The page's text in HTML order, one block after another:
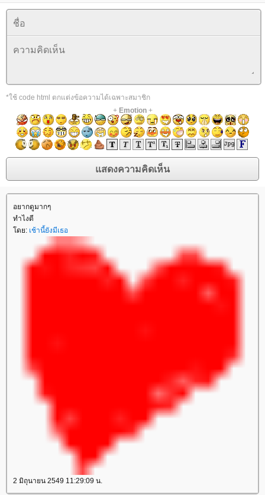
*ใช้ code html ตกแต่งข้อความได้เฉพาะสมาชิก
+ Emotion+
อยากดูมากๆ
ทำไงดี
ดย: เช้านี้ยังมีเธอ
2 มิถุนายน 2549 11:29:09 น.